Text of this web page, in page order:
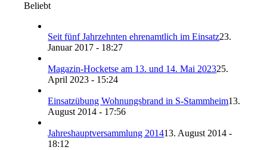
Beliebt
Seit fünf Jahrzehnten ehrenamtlich im Einsatz23.
Januar 2017 - 18:27
Magazin-Hocketse am 13. und 14. Mai 202325.
April 2023 - 15:24
Einsatzübung Wohnungsbrand in S-Stammheim13.
August 2014 - 17:56
Jahreshauptversammlung 201413. August 2014 -
18:12